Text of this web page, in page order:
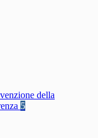
della
5